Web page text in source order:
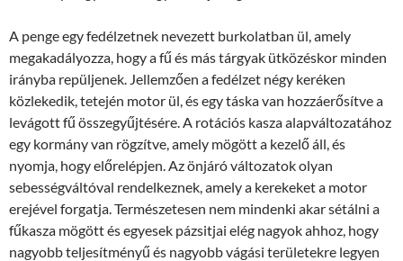
A penge egy fedélzetnek nevezett burkolatban ül, amely
megakadályozza, hogy a fű és más tárgyak ütközéskor minden
irányba repüljenek. Jellemzően a fedélzet négy keréken
közlekedik, tetején motor ül, és egy táska van hozzáerősítve a
levágott fű összegyűjtésére. A rotációs kasza alapváltozatához
egy kormány van rögzítve, amely mögött a kezelő áll, és
nyomja, hogy előrelépjen. Az önjáró változatok olyan
sebességváltóval rendelkeznek, amely a kerekeket a motor
erejével forgatja. Természetesen nem mindenki akar sétálni a
fűkasza mögött és egyesek pázsitjai elég nagyok ahhoz, hogy
nagyobb teljesítményű és nagyobb vágási területekre legyen